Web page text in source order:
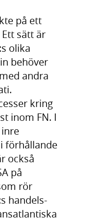
på ett
sätt är
olika
behöver
andra
kring
inom FN. I
förhållande
också
på
rör
handels-